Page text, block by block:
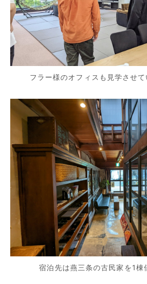
フラー様のオフィスも見学させ
宿泊先は燕三条の古民家を1棟